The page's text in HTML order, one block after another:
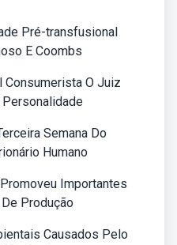
Pré-transfusional
E Coombs
O Juiz
Semana Do
Humano
Importantes
Produção
Causados Pelo